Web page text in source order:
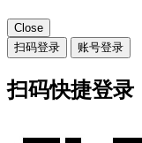
Close
扫码登录
账号登录
扫码快捷登录